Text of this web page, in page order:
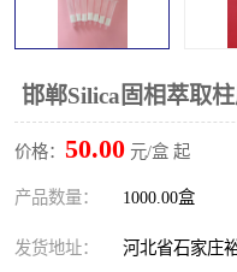
邯郸Silica固相萃取
价格： 50.00 元/盒 起
产品数量： 1000.00盒
发货地址： 河北省石家庄